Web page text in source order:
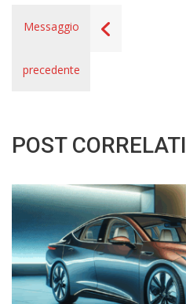
Messaggio
precedente
POST CORRELATI